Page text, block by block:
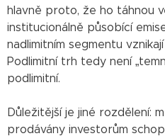
hlavně proto, že ho táhnou
institucionálně působící
nadlimitním segmentu
Podlimitní trh tedy není
podlimitní.
Důležitější je jiné rozdělení:
prodávány investorům